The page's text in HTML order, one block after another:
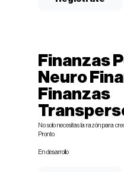
Finanzas
Neuro
Finanzas
No solo necesitas la razón para
Pronto
En desarrollo